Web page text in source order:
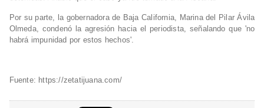
Por su parte, la gobernadora de Baja California, Marina del Pilar Ávila
Olmeda, condenó la agresión hacia el periodista, señalando que 'no
habrá impunidad por estos hechos'.
Fuente: https://zetatijuana.com/